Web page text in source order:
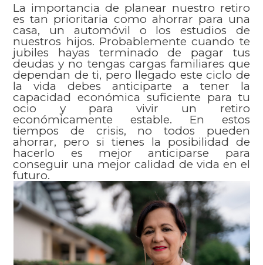
La importancia de planear nuestro retiro
es tan prioritaria como ahorrar para una
casa, un automóvil o los estudios de
nuestros hijos. Probablemente cuando te
jubiles hayas terminado de pagar tus
deudas y no tengas cargas familiares que
dependan de ti, pero llegado este ciclo de
la vida debes anticiparte a tener la
capacidad económica suficiente para tu
ocio y para vivir un retiro
económicamente estable. En estos
tiempos de crisis, no todos pueden
ahorrar, pero si tienes la posibilidad de
hacerlo es mejor anticiparse para
conseguir una mejor calidad de vida en el
futuro.